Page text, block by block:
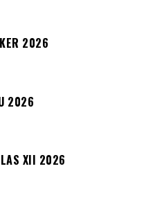
2026
2026
XII 2026